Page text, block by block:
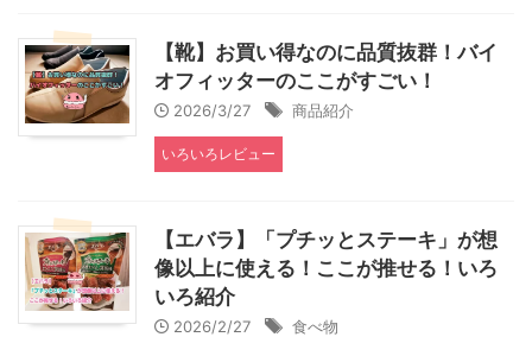
【靴】お買い得なのに品質抜群！バイ
オフィッターのここがすごい！
2026/3/27 商品紹介
いろいろレビュー
【エバラ】「プチッとステーキ」が想
像以上に使える！ここが推せる！いろ
いろ紹介
2026/2/27 食べ物